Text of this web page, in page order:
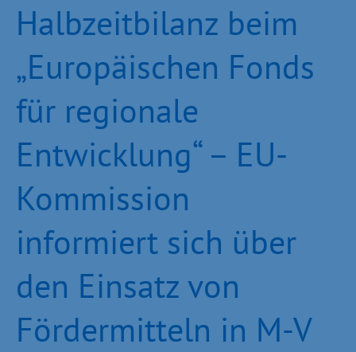
Halbzeitbilanz beim
„Europäischen Fonds
für regionale
Entwicklung“ – EU-
Kommission
informiert sich über
den Einsatz von
Fördermitteln in M-V